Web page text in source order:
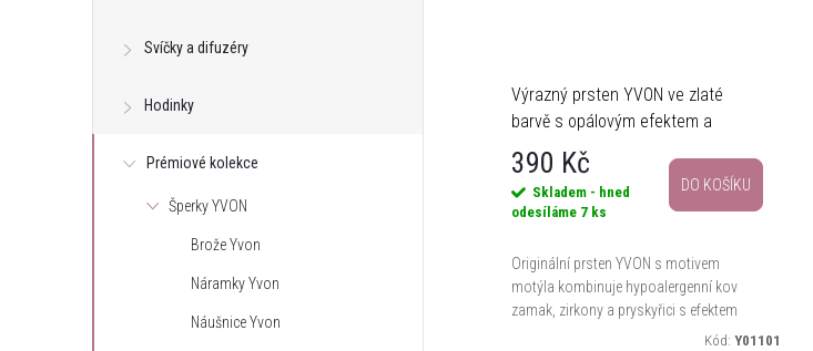
Svíčky a difuzéry
Hodinky
Prémiové kolekce
Šperky YVON
Brože Yvon
Náramky Yvon
Náušnice Yvon
Výrazný prsten YVON ve zlaté
barvě s opálovým efektem a
zirkony
390 Kč
Skladem - hned
odesíláme 7 ks
DO KOŠÍKU
Originální prsten YVON s motivem
motýla kombinuje hypoalergenní kov
zamak, zirkony a pryskyřici s efektem
měňavého opálu. Díky univerzálníKód: Y01101